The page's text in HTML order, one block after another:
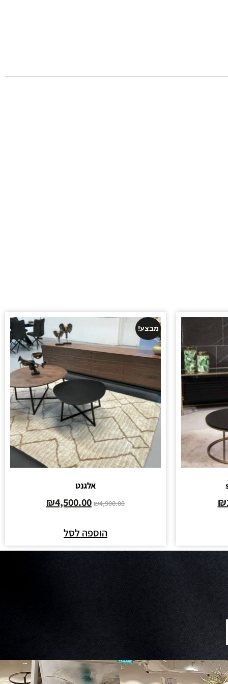
₪
מבצע!
אלגנט
₪4,900.00
₪4,500.00
הוספה לסל